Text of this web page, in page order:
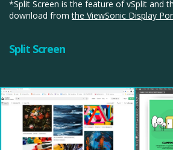
*Split Screen is the feature of vSplit and
download fromthe ViewSonic Display
Split Screen